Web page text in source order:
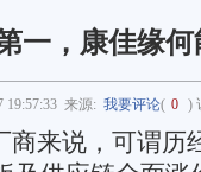
一，康佳缘
19:57:33 来源: 我要评论( 0 )
来说，可谓历